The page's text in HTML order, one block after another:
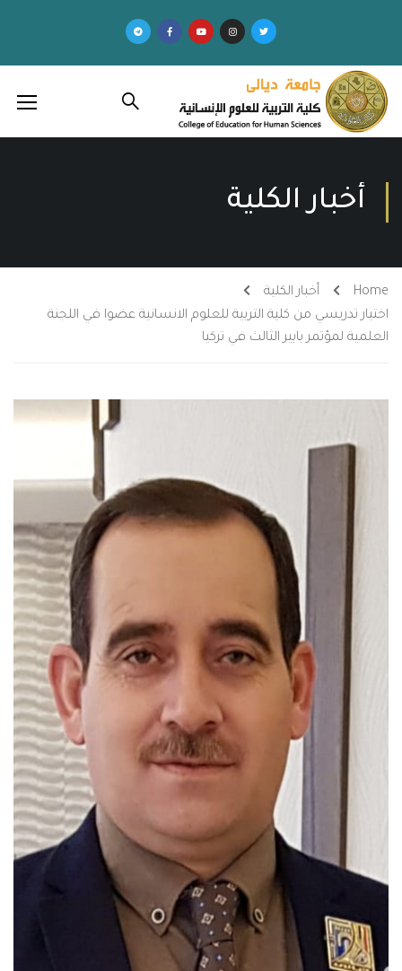
أخبار الكلية
Home
أخبار الكلية
اختيار تدريسي من كلية التربية للعلوم الانسانية عضوا في اللجنة
العلمية لمؤتمر بابير الثالث في تركيا